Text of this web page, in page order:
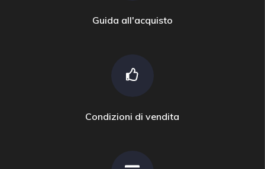
Guida all'acquisto
Condizioni di vendita